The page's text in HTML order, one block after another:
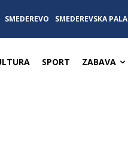
SMEDEREVO SMEDEREVSKA
SPORT ZABAVA